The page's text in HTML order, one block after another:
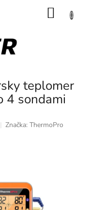
teplomer
4 sondami
Značka: ThermoPro